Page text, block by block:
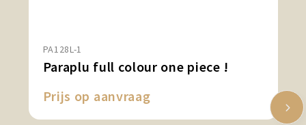
PA128L-1
Paraplu full colour one piece !
Prijs op aanvraag